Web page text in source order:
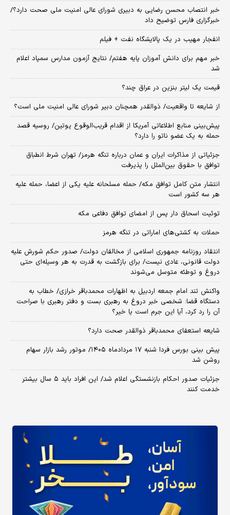
خبر انتصاب محسن رضایی به دبیری شورای عالی امنیت ملی صحت دارد؟/
خبرگزاری فارس توضیح داد
انفجار مهیب در یک پالایشگاه نفت + فیلم
خبر مهم برای دانش آموزان پایه هفتم/ نتایج آزمون مدارس سمپاد اعلام
شد
قیمت یک لیتر بنزین در عراق چند؟
از شایعه تا واقعیت/ ذوالقدر همچنان دبیر شورای ‌عالی امنیت ملی است؟
پیش‌بینی منابع اطلاعاتی آمریکا از اقدام قریب‌الوقوع پوتین/ روسیه قصد
حمله به یک عضو ناتو را دارد؟
جزئیاتی از مذاکرات ایران و عمان درباره تنگه هرمز/ تهران شرط انطباق
توافق با حقوق بین‌الملل را پذیرفت
انتشار متن کامل توافق مکه/ حمله مسلحانه علیه یکی از اعضا، حمله علیه
هر سه کشور است
توئیت اسحاق دار پس از امضای توافق دفاعی مکه
حملات به کشتی‌های اماراتی در تنگه هرمز
انتقاد روزنامه جمهوری اسلامی از مخالفان دولت/ صدور حکم شورش علیه
دولت قانونی، عادی نیست/ برای بازگشت به قدرت به هر وسیله‌ای حتی
دروغ و توطئه متوسل می‌شوند
واکنش تند امام جمعه اردبیل به اظهارات محمدباقر خرازی/ خطاب به
دستگاه قضا: شخصی خبر دروغ به رهبری بست و دفتر رهبری با صراحت
آن را رد کرد، آیا این جرم است یا خیر؟
شایعه استعفای محمدباقر ذوالقدر صحت دارد؟
پیش بینی بورس فردا شنبه ۱۷ مردادماه ۱۴۰۵/ موتور رشد بازار سهام
روشن شد
جزئیات صدور احکام بازنشستگی اعلام شد/ این افراد باید ۵ سال بیشتر
خدمت کنند